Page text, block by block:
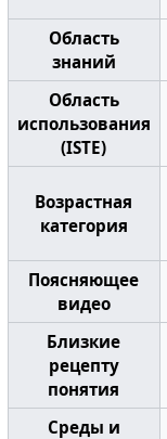
Область
знаний
Область
использования
(ISTE)
Возрастная
категория
Поясняющее
видео
Близкие
рецепту
понятия
Среды и